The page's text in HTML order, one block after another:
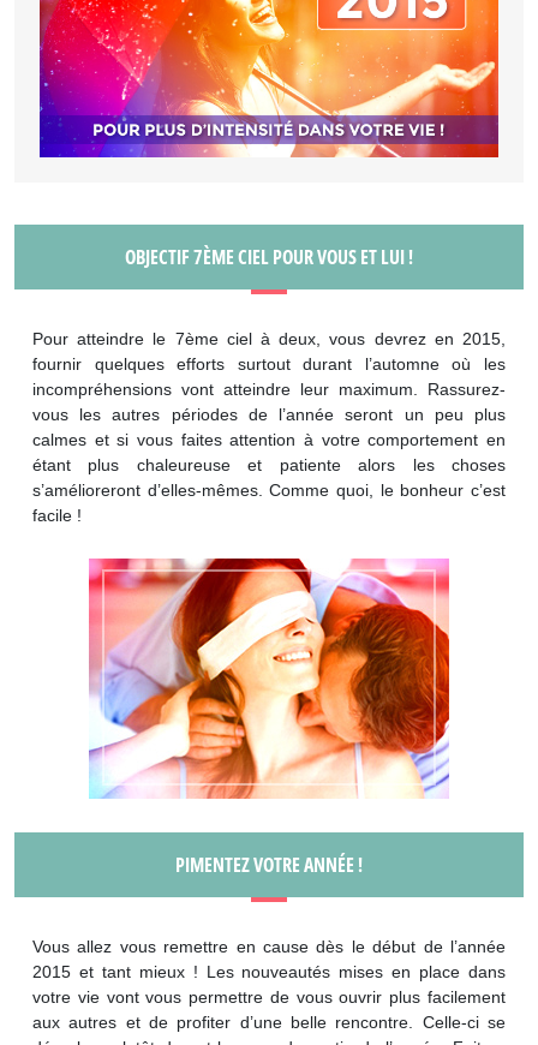
OBJECTIF 7ÈME CIEL POUR VOUS ET LUI !
Pour atteindre le 7ème ciel à deux, vous devrez en 2015,
fournir quelques efforts surtout durant l’automne où les
incompréhensions vont atteindre leur maximum. Rassurez-
vous les autres périodes de l’année seront un peu plus
calmes et si vous faites attention à votre comportement en
étant plus chaleureuse et patiente alors les choses
s’amélioreront d’elles-mêmes. Comme quoi, le bonheur c’est
facile !
PIMENTEZ VOTRE ANNÉE !
Vous allez vous remettre en cause dès le début de l’année
2015 et tant mieux ! Les nouveautés mises en place dans
votre vie vont vous permettre de vous ouvrir plus facilement
aux autres et de profiter d’une belle rencontre. Celle-ci se